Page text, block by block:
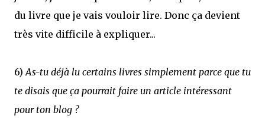
du livre que je vais vouloir lire. Donc ça devient
très vite difficile à expliquer...
6)As-tu déjà lu certains livres simplement parce que tu
te disais que ça pourrait faire un article intéressant
pour ton blog ?